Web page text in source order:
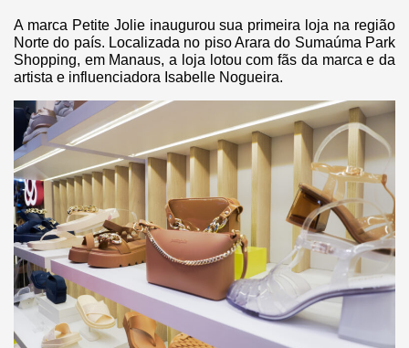
A marca Petite Jolie inaugurou sua primeira loja na região
Norte do país. Localizada no piso Arara do Sumaúma Park
Shopping, em Manaus, a loja lotou com fãs da marca e da
artista e influenciadora Isabelle Nogueira.